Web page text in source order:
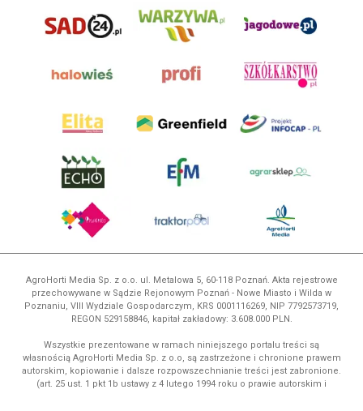
AgroHorti Media Sp. z o.o. ul. Metalowa 5, 60-118 Poznań. Akta rejestrowe
przechowywane w Sądzie Rejonowym Poznań - Nowe Miasto i Wilda w
Poznaniu, VIII Wydziale Gospodarczym, KRS 0001116269, NIP 7792573719,
REGON 529158846, kapitał zakładowy: 3.608.000 PLN.
Wszystkie prezentowane w ramach niniejszego portalu treści są
własnością AgroHorti Media Sp. z o.o, są zastrzeżone i chronione prawem
autorskim, kopiowanie i dalsze rozpowszechnianie treści jest zabronione.
(art. 25 ust. 1 pkt 1b ustawy z 4 lutego 1994 roku o prawie autorskim i